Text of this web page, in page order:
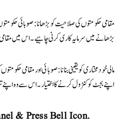
مقامی حکومتوں کی صلاحیت کو بڑھانا: صوبائی
بڑھانے میں سرمایہ کاری کرنی چاہیے۔ اس میں
مالی خودمختاری کو یقینی بنانا: صوبائی اور مقامی
اپنے بجٹ کو کنٹرول کرنے کا اختیار۔ اس سے وہ
& Press Bell Icon.